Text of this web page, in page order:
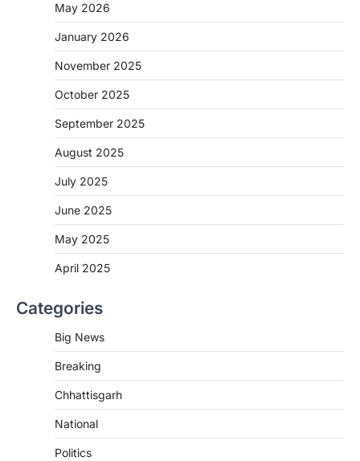
May 2026
January 2026
November 2025
October 2025
September 2025
August 2025
July 2025
June 2025
May 2025
April 2025
Categories
Big News
Breaking
Chhattisgarh
National
Politics
BIG NEWS
CG : सिम्स में पहली बार 78 वर्षीय महिला के
अंडाशय कैंसर की सफल सर्जरी
More Khabar August 7, 2026
रायपुर। छत्तीसगढ़ आयुर्विज्ञान संस्थान (सिम्स), बिलासपुर
CHHATTISGARH
More Khabar August 6, 2026
रायपुर। छत्तीसगढ़ में शराब दुकानों में अधिक कीमत पर
CHHATTISGARH
जीवन, चिरायु योजना से संभव हुई सफल सर्जरी